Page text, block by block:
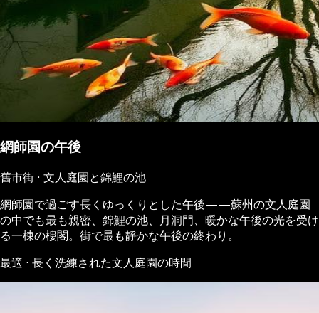
網師園の午後
舊市街 · 文人庭園と錦鯉の池
網師園で過ごす長くゆっくりとした午後——蘇州の文人庭園
の中でも最も親密、錦鯉の池、月洞門、暖かな午後の光を受け
る一棟の樓閣。街で最も靜かな午後の終わり。
最適 · 長く洗練された文人庭園の時間